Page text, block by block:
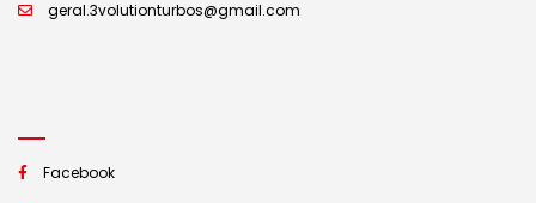
geral.3volutionturbos@gmail.com
Facebook